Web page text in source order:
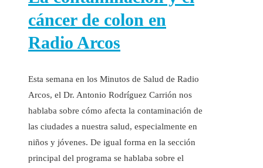
cáncer de colon en
Radio Arcos
Esta semana en los Minutos de Salud de Radio
Arcos, el Dr. Antonio Rodríguez Carrión nos
hablaba sobre cómo afecta la contaminación de
las ciudades a nuestra salud, especialmente en
niños y jóvenes. De igual forma en la sección
principal del programa se hablaba sobre el